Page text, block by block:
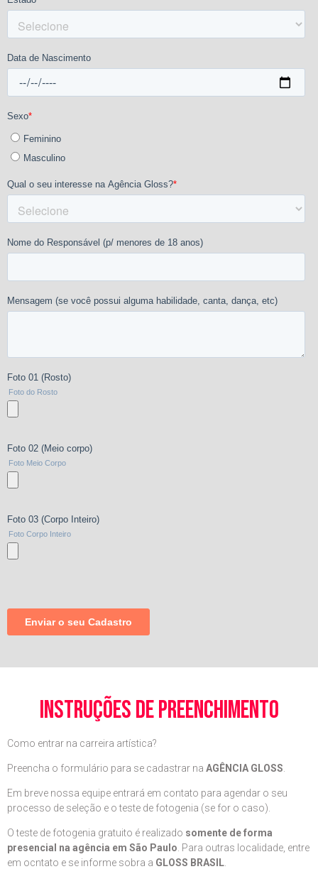
instruções de preenchimento
Como entrar na carreira artística?
Preencha o formulário para se cadastrar na AGÊNCIA GLOSS
Em breve nossa equipe entrará em contato para agendar o seu
processo de seleção e o teste de fotogenia (se for o caso).
O teste de fotogenia gratuito é realizado somente de forma
presencial na agência em São Paulo . Para outras localidade, entre
em ocntato e se informe sobra a GLOSS BRASIL